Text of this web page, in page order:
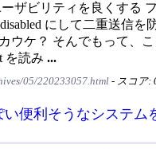
ーザビリティを良くする
にして二重送信を
ウケ？ そんでもって、
を読み ...
05/220233057.html - スコア:
い便利そうなシステム